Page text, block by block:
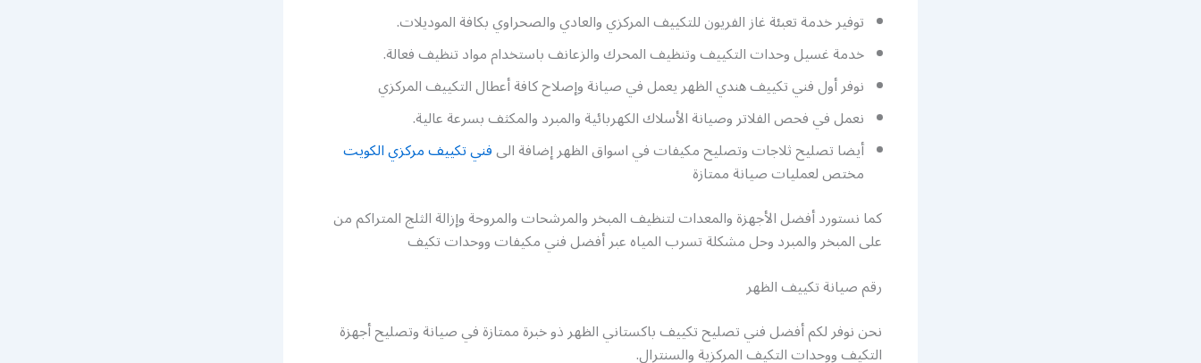
توفير خدمة تعبئة غاز الفريون للتكييف المركزي والعادي والصحراوي بكافة الموديلات.
خدمة غسيل وحدات التكييف وتنظيف المحرك والزعانف باستخدام مواد تنظيف فعالة.
نوفر أول فني تكييف هندي الظهر يعمل في صيانة وإصلاح كافة أعطال التكييف المركزي
نعمل في فحص الفلاتر وصيانة الأسلاك الكهربائية والمبرد والمكثف بسرعة عالية.
أيضا تصليح ثلاجات وتصليح مكيفات في اسواق الظهر إضافة الىفني تكييف مركزي الكويت
مختص لعمليات صيانة ممتازة
كما نستورد أفضل الأجهزة والمعدات لتنظيف المبخر والمرشحات والمروحة وإزالة الثلج المتراكم من
على المبخر والمبرد وحل مشكلة تسرب المياه عبر أفضل فني مكيفات ووحدات تكيف
رقم صيانة تكييف الظهر
نحن نوفر لكم أفضل فني تصليح تكييف باكستاني الظهر ذو خبرة ممتازة في صيانة وتصليح أجهزة
التكيف ووحدات التكيف المركزية والسنترال.